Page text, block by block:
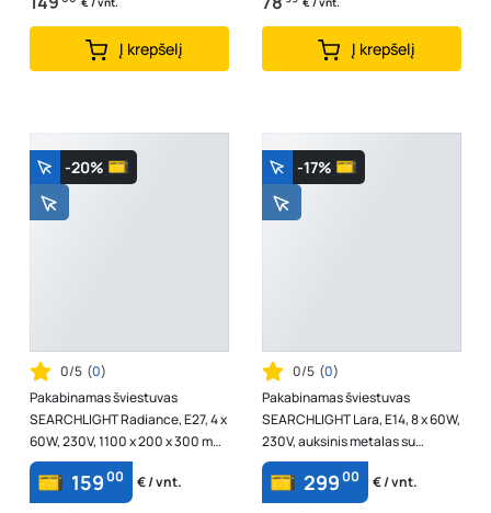
Į krepšelį Į krepšelį
-20%
0/5 (0)
Pakabinamas šviestuvas
SEARCHLIGHT Radiance, E27, 4 x
60W, 230V, 1100 x 200 x 300 mm,
maksimalus aukštis 1200 mm,
44520-...15900 € / vnt.
-17%
0/5 (0)
Pakabinamas šviestuvas
SEARCHLIGHT Lara, E14, 8 x 60W,
230V, auksinis metalas su
skaidriais stikliniais strypais, 980
x ...
29900 € / vnt.